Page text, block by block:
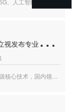
加
拿大SIGGRAPH2018瑞立视发布专业版全身动作捕捉软件与相关应用